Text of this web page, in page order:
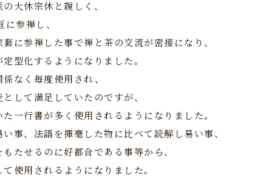
大休宗休と親しく、
参禅し、
に参禅した事で禅と茶の交流が密接になり、
型化するようになりました。
なく毎度使用され、
して満足していたのですが、
一行書が多く使用されるようになりました。
事、法語を揮毫した物に比べて読解し易い事、
たせるのに好都合である事等から、
使用されるようになりました。